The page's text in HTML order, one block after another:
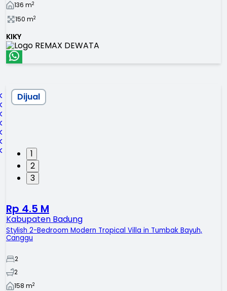
136 m2
150 m2
KIKY
1
2
3
Dijual
Rp 4.5 M
Kabupaten Badung
Stylish 2-Bedroom Modern Tropical Villa in Tumbak Bayuh,
Canggu
2
2
158 m2